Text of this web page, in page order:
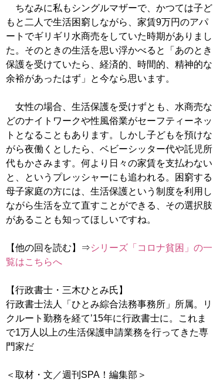
ちなみに私もシングルマザーで、かつては子ど
もと二人で生活困窮しながら、家賃9万円のアパ
ートでギリギリ水商売をしていた時期がありまし
た。そのときの生活を思い浮かべると「あのとき
保護を受けていたら、経済的、時間的、精神的な
余裕があったはず」と今なら思います。
女性の場合、生活保護を受けずとも、水商売な
どのナイトワークや性風俗業がセーフティーネッ
トとなることもあります。しかし子どもを預けな
がら夜働くとしたら、ベビーシッター代や託児所
代もかさみます。何より日々の家賃を支払わない
と、というプレッシャーにも追われる。困窮する
母子家庭の方には、生活保護という制度を利用し
ながら生活を立て直すことができる、その選択肢
があることも知ってほしいですね。
【他の回を読む】⇒シリーズ「コロナ貧困」の一
覧はこちらへ
【行政書士・三木ひとみ氏】
行政書士法人「ひとみ綜合法務事務所」所属。リ
クルート勤務を経て’15年に行政書士に。これま
で1万人以上の生活保護申請業務を行ってきた専
門家だ